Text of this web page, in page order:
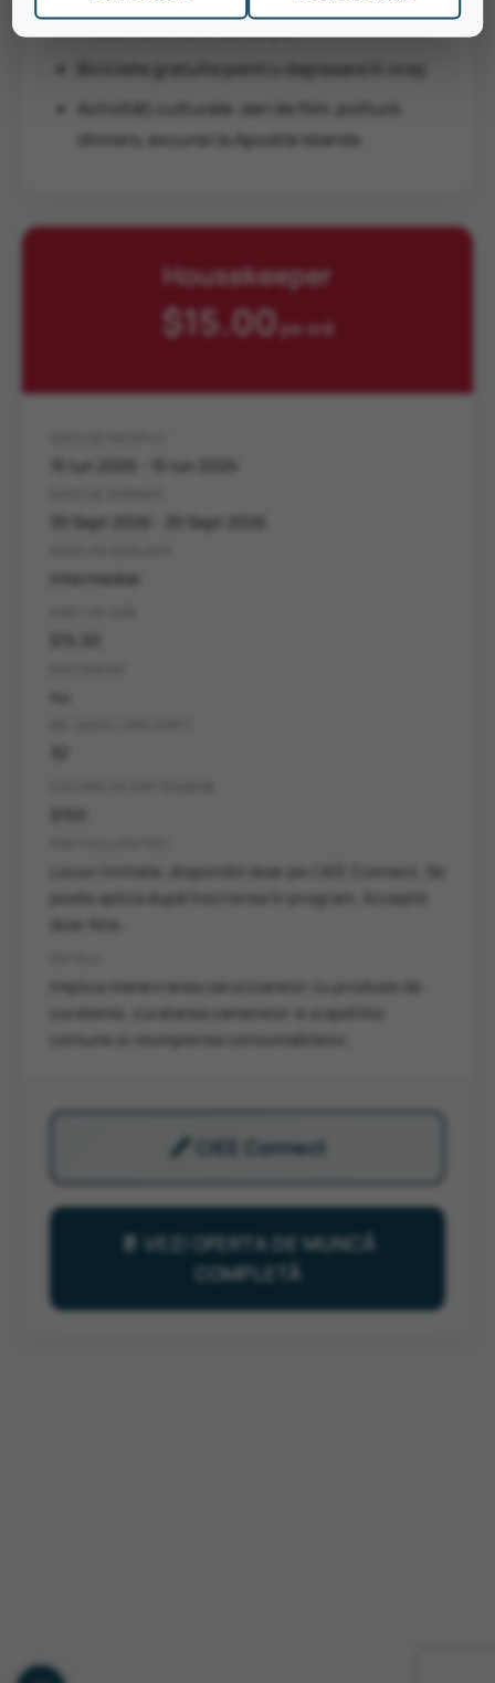
Posibilitate de al doilea job
Activități culturale: seri de film, potluck
dinners, excursii la Apostle Islands
Housekeeper
$15.00pe oră
15 Iun 2026 - 15 Iun 2026
30 Sept 2026 - 30 Sept 2026
intermediar
Locuri limitate, disponibil doar pe CIEE Connect. Se
poate aplica după înscrierea în program. Acceptă
doar fete.
Implica manevrarea carucioarelor cu produse de
curatenie, curatarea camerelor si a spatiilor
comune si reumplerea consumabilelor.
🖋️ CIEE Connect
📄 VEZI OFERTA DE MUNCĂ
COMPLETĂ